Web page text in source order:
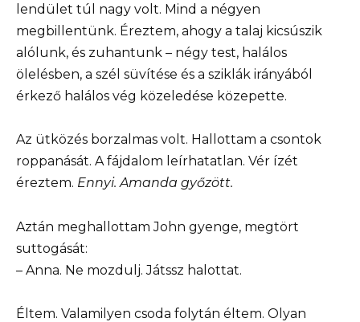
lendület túl nagy volt. Mind a négyen
megbillentünk. Éreztem, ahogy a talaj kicsúszik
alólunk, és zuhantunk – négy test, halálos
ölelésben, a szél süvítése és a sziklák irányából
érkező halálos vég közeledése közepette.
Az ütközés borzalmas volt. Hallottam a csontok
roppanását. A fájdalom leírhatatlan. Vér ízét
éreztem. Ennyi. Amanda győzött.
Aztán meghallottam John gyenge, megtört
suttogását:
– Anna. Ne mozdulj. Játssz halottat.
Éltem. Valamilyen csoda folytán éltem. Olyan